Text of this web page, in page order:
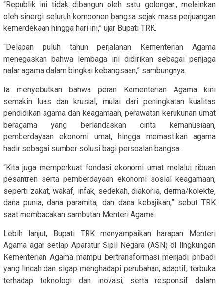
“Republik ini tidak dibangun oleh satu golongan, melainkan
oleh sinergi seluruh komponen bangsa sejak masa perjuangan
kemerdekaan hingga hari ini,” ujar Bupati TRK.
“Delapan puluh tahun perjalanan Kementerian Agama
menegaskan bahwa lembaga ini didirikan sebagai penjaga
nalar agama dalam bingkai kebangsaan,” sambungnya.
Ia menyebutkan bahwa peran Kementerian Agama kini
semakin luas dan krusial, mulai dari peningkatan kualitas
pendidikan agama dan keagamaan, perawatan kerukunan umat
beragama yang berlandaskan cinta kemanusiaan,
pemberdayaan ekonomi umat, hingga memastikan agama
hadir sebagai sumber solusi bagi persoalan bangsa.
“Kita juga memperkuat fondasi ekonomi umat melalui ribuan
pesantren serta pemberdayaan ekonomi sosial keagamaan,
seperti zakat, wakaf, infak, sedekah, diakonia, derma/kolekte,
dana punia, dana paramita, dan dana kebajikan,” sebut TRK
saat membacakan sambutan Menteri Agama.
Lebih lanjut, Bupati TRK menyampaikan harapan Menteri
Agama agar setiap Aparatur Sipil Negara (ASN) di lingkungan
Kementerian Agama mampu bertransformasi menjadi pribadi
yang lincah dan sigap menghadapi perubahan, adaptif, terbuka
terhadap teknologi dan inovasi, serta responsif dalam